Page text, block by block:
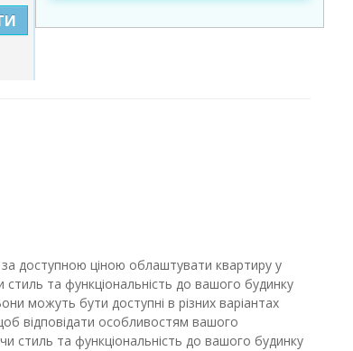
доступною ціною облаштувати квартиру у
та функціональність до вашого будинку
можуть бути доступні в різних варіантах
відповідати особливостям вашого
стиль та функціональність до вашого будинку